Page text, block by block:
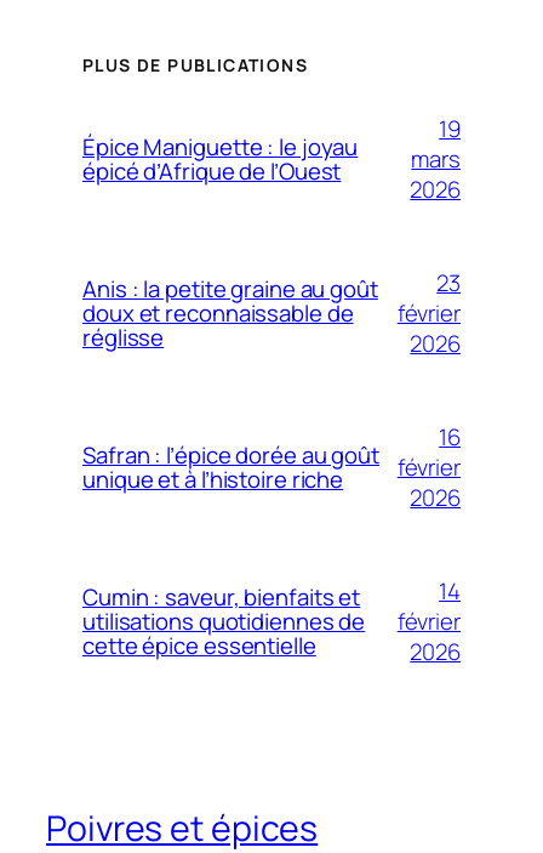
PLUS DE PUBLICATIONS
Épice Maniguette : le joyau
épicé d’Afrique de l’Ouest
19
mars
2026
Anis : la petite graine au goût
doux et reconnaissable de
réglisse
23
février
2026
Safran : l’épice dorée au goût
unique et à l’histoire riche
16
février
2026
Cumin : saveur, bienfaits et
utilisations quotidiennes de
cette épice essentielle
14
février
2026
Poivres et épices